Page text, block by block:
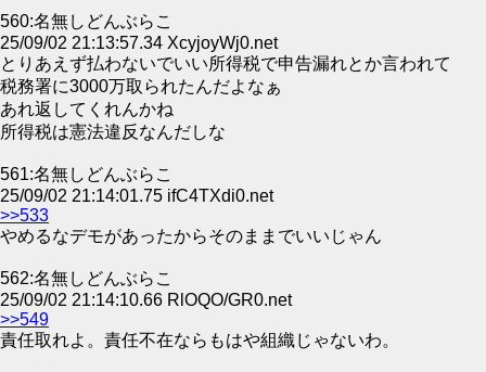
560:名無しどんぶらこ
25/09/02 21:13:57.34 XcyjoyWj0.net
とりあえず払わないでいい所得税で申告漏れとか言われて
税務署に3000万取られたんだよなぁ
あれ返してくれんかね
所得税は憲法違反なんだしな
561:名無しどんぶらこ
25/09/02 21:14:01.75 ifC4TXdi0.net
>>533
やめるなデモがあったからそのままでいいじゃん
562:名無しどんぶらこ
25/09/02 21:14:10.66 RlOQO/GR0.net
>>549
責任取れよ。責任不在ならもはや組織じゃないわ。